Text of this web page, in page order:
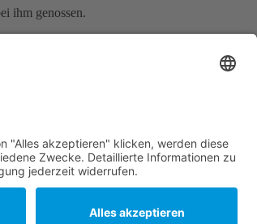
ihm genossen.